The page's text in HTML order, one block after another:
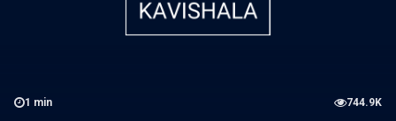
1 min 744.9K